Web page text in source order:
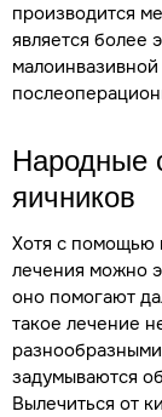
производится
является более
Народные
яичников
Хотя с помощью
лечения можно
оно помогают
такое лечение
задумываются
Вылечиться от